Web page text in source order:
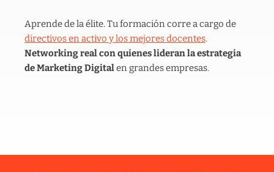
Aprende de la élite. Tu formación corre a cargo de
directivos en activo y los mejores docentes.
Networking real con quienes lideran la estrategia
de Marketing Digitalen grandes empresas.